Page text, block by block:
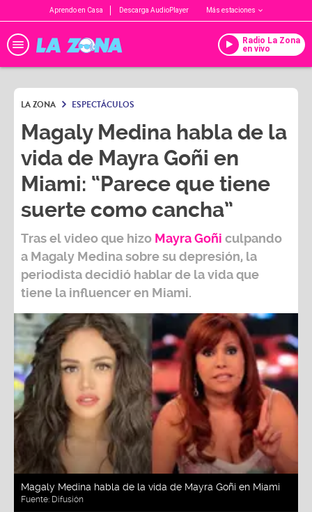
Aprendo en Casa Descarga AudioPlayer Más estaciones
Radio La Zona
en vivo
LA ZONA ESPECTÁCULOS
Magaly Medina habla de la
vida de Mayra Goñi en
Miami: “Parece que tiene
suerte como cancha”
Tras el video que hizo Mayra Goñi culpando
a Magaly Medinasobre su depresión, la
periodista decidió hablar de la vida que
tiene la influencer en Miami.
Magaly Medina habla de la vida de Mayra Goñi en Miami
Fuente: Difusión